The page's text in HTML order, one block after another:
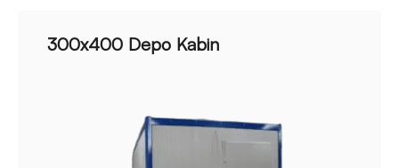
300x400 Depo Kabin